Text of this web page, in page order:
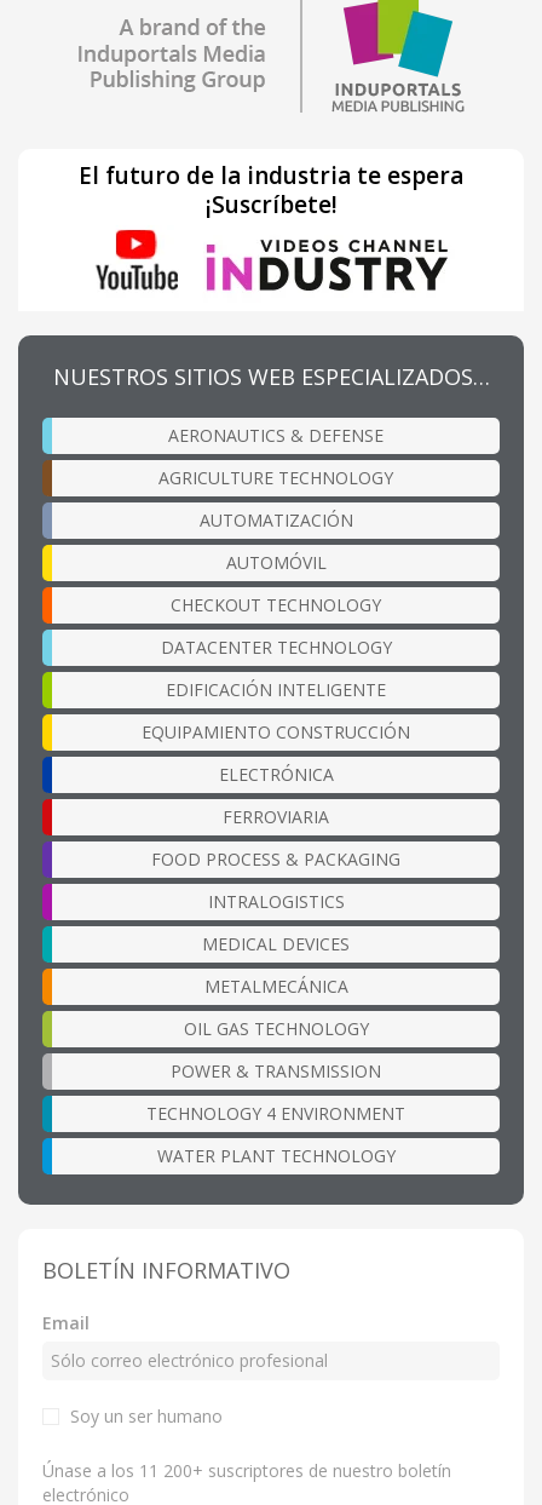
El futuro de la industria te espera
¡Suscríbete!
NUESTROS SITIOS WEB ESPECIALIZADOS…
AERONAUTICS & DEFENSE
AGRICULTURE TECHNOLOGY
AUTOMATIZACIÓN
AUTOMÓVIL
CHECKOUT TECHNOLOGY
DATACENTER TECHNOLOGY
EDIFICACIÓN INTELIGENTE
EQUIPAMIENTO CONSTRUCCIÓN
ELECTRÓNICA
FERROVIARIA
FOOD PROCESS & PACKAGING
INTRALOGISTICS
MEDICAL DEVICES
METALMECÁNICA
OIL GAS TECHNOLOGY
POWER & TRANSMISSION
TECHNOLOGY 4 ENVIRONMENT
WATER PLANT TECHNOLOGY
BOLETÍN INFORMATIVO
Email
Soy un ser humano
Únase a los 11 200+ suscriptores de nuestro boletín
electrónico